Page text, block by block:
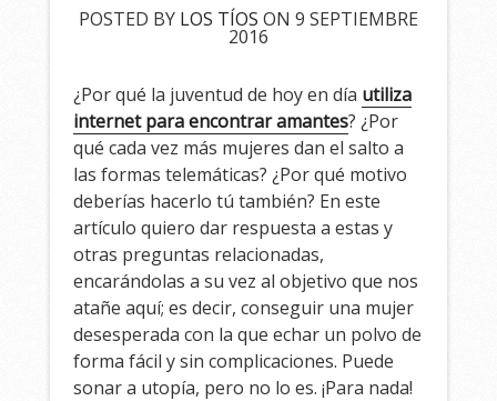
POSTED BY LOS TÍOS ON 9 SEPTIEMBRE
2016
¿Por qué la juventud de hoy en día utiliza
internet para encontrar amantes? ¿Por
qué cada vez más mujeres dan el salto a
las formas telemáticas? ¿Por qué motivo
deberías hacerlo tú también? En este
artículo quiero dar respuesta a estas y
otras preguntas relacionadas,
encarándolas a su vez al objetivo que nos
atañe aquí; es decir, conseguir una mujer
desesperada con la que echar un polvo de
forma fácil y sin complicaciones. Puede
sonar a utopía, pero no lo es. ¡Para nada!